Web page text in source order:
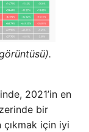
2021’in en
bir
çıkmak için iyi